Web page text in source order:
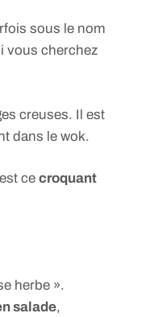
sous le nom
vous cherchez
creuses. Il est
dans le wok.
ce croquant
herbe ».
salade,